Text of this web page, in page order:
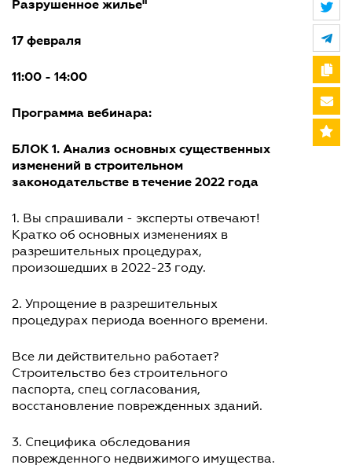
Разрушенное жилье"
17 февраля
11:00 - 14:00
Программа вебинара:
БЛОК 1. Анализ основных существенных
изменений в строительном
законодательстве в течение 2022 года
1. Вы спрашивали - эксперты отвечают!
Кратко об основных изменениях в
разрешительных процедурах,
произошедших в 2022-23 году.
2. Упрощение в разрешительных
процедурах периода военного времени.
Все ли действительно работает?
Строительство без строительного
паспорта, спец согласования,
восстановление поврежденных зданий.
3. Специфика обследования
поврежденного недвижимого имущества.